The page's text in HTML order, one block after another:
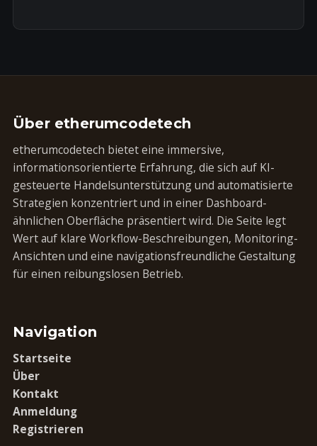
Über etherumcodetech
etherumcodetech bietet eine immersive,
informationsorientierte Erfahrung, die sich auf KI-
gesteuerte Handelsunterstützung und automatisierte
Strategien konzentriert und in einer Dashboard-
ähnlichen Oberfläche präsentiert wird. Die Seite legt
Wert auf klare Workflow-Beschreibungen, Monitoring-
Ansichten und eine navigationsfreundliche Gestaltung
für einen reibungslosen Betrieb.
Navigation
Startseite
Über
Kontakt
Anmeldung
Registrieren